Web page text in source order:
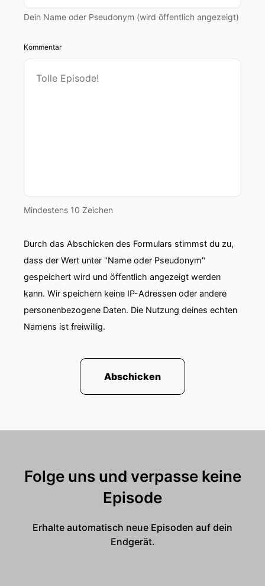
Dein Name oder Pseudonym (wird öffentlich angezeigt)
Kommentar
Mindestens 10 Zeichen
Durch das Abschicken des Formulars stimmst du zu,
dass der Wert unter "Name oder Pseudonym"
gespeichert wird und öffentlich angezeigt werden
kann. Wir speichern keine IP-Adressen oder andere
personenbezogene Daten. Die Nutzung deines echten
Namens ist freiwillig.
Abschicken
Folge uns und verpasse keine
Episode
Erhalte automatisch neue Episoden auf dein
Endgerät.